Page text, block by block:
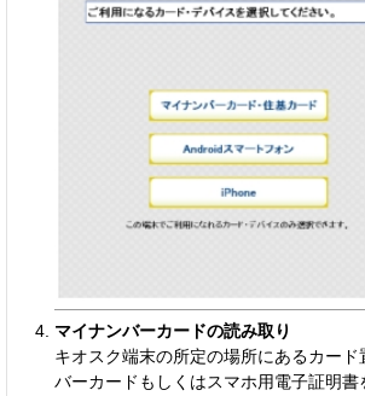
マイナンバーカードの読み取り
キオスク端末の所定の場所にあるカード
バーカードもしくはスマホ用電子証明書